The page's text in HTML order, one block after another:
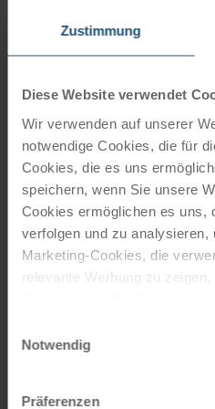
Zustimmung
Diese Website verwendet
Wir verwenden auf unserer
notwendige Cookies, die für
Cookies, die es uns
speichern, wenn Sie unsere
Cookies ermöglichen es uns,
verfolgen und zu
Marketing-Cookies, die
relevante Werbung zu
entscheiden, nur notwendige
Impressum
Notwendig
Präferenzen
Unsere
JETZT
Schenken
Momente!
Mit einem